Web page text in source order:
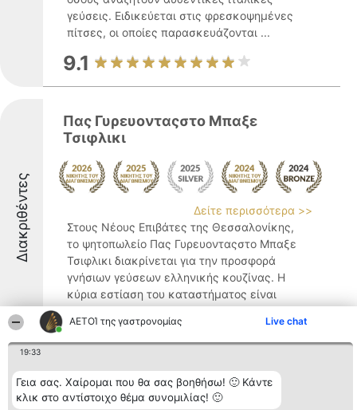
ΑΕΤΟΊ της γαστρονομίας Live chat
19:33
Γεια σας. Χαίρομαι που θα σας βοηθήσω! 🙂 Κάντε
κλικ στο αντίστοιχο θέμα συνομιλίας! 🙂
γεύσεις. Ειδικεύεται στις φρεσκοψημένες
πίτσες, οι οποίες παρασκευάζονται ...
9.1
Διακριθέντες
Πας Γυρευονταςστο Μπαξε
Τσιφλικι
Δείτε περισσότερα >>
Στους Νέους Επιβάτες της Θεσσαλονίκης,
το ψητοπωλείο Πας Γυρευονταςστο Μπαξε
Τσιφλικι διακρίνεται για την προσφορά
γνήσιων γεύσεων ελληνικής κουζίνας. Η
κύρια εστίαση του καταστήματος είναι
στις επιλογές κρεατικών της ώρας, οι
οποίες ψήνονται ...